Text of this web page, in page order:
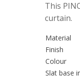
This
curtain.
Material
Finish
Colour
Slat base